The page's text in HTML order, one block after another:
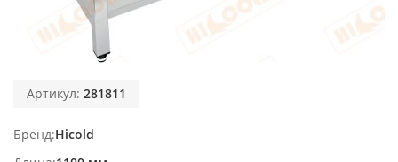
Артикул: 281811
Бренд Hicold